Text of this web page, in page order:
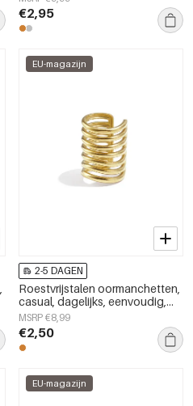
€2,95
EU-magazijn
2-5 DAGEN
Roestvrijstalen oormanchetten,
casual, dagelijks, eenvoudig,
serie, damessieraden
MSRP €8,99
€2,50
EU-magazijn